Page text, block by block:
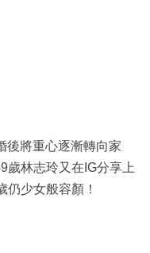
後將重心逐漸轉向家
歲林志玲又在IG分享上
少女般容顏！